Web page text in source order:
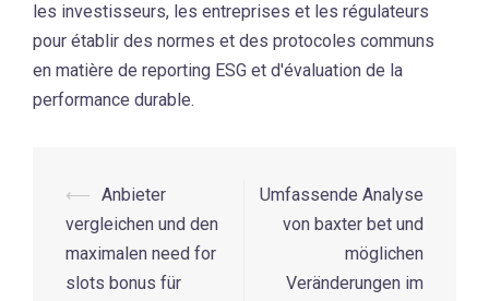
les investisseurs, les entreprises et les régulateurs
pour établir des normes et des protocoles communs
en matière de reporting ESG et d'évaluation de la
performance durable.
Post
navigation
⟵ Anbieter
vergleichen und den
maximalen need for
slots bonus für
Umfassende Analyse
von baxter bet und
möglichen
Veränderungen im